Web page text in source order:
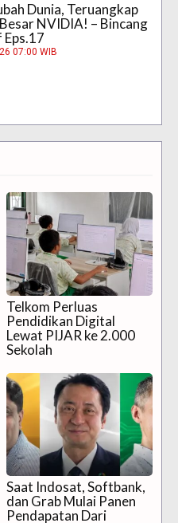
Dunia, Teruangkap
NVIDIA! – Bincang
07:00 WIB
Telkom Perluas
Pendidikan Digital
Lewat PIJAR ke 2.000
Sekolah
Saat Indosat, Softbank,
dan Grab Mulai Panen
Pendapatan Dari